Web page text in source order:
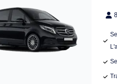
8